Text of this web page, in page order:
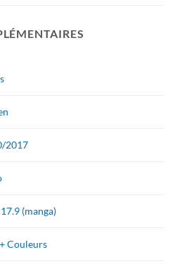
2017
(manga)
Couleurs